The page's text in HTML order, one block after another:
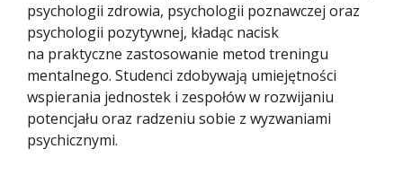
psychologii zdrowia, psychologii poznawczej oraz
psychologii pozytywnej, kładąc nacisk
na praktyczne zastosowanie metod treningu
mentalnego. Studenci zdobywają umiejętności
wspierania jednostek i zespołów w rozwijaniu
potencjału oraz radzeniu sobie z wyzwaniami
psychicznymi.